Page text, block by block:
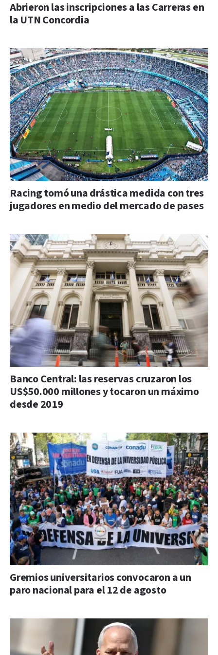
Abrieron las inscripciones a las Carreras en
la UTN Concordia
Racing tomó una drástica medida con tres
jugadores en medio del mercado de pases
Banco Central: las reservas cruzaron los
US$50.000 millones y tocaron un máximo
desde 2019
Gremios universitarios convocaron a un
paro nacional para el 12 de agosto